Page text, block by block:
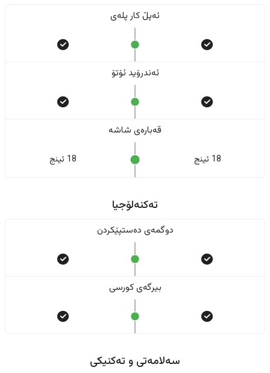
ئەپڵ کار پلەی
ئەندرۆید ئۆتۆ
قەبارەی شاشە
18 ئینج 18 ئینج
تەکنەلۆجیا
دوگمەی دەستپێکردن
بیرگەی کورسی
سەلامەتی و تەکنیکی